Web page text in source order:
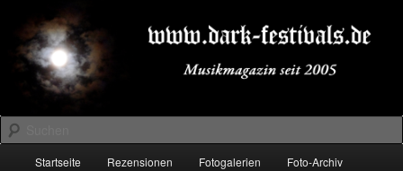
primären
Inhalt
springen
sekundären
Inhalt
springenDARK-FESTIVALS.DE
Suchen
Startseite Rezensionen Fotogalerien Foto-Archiv